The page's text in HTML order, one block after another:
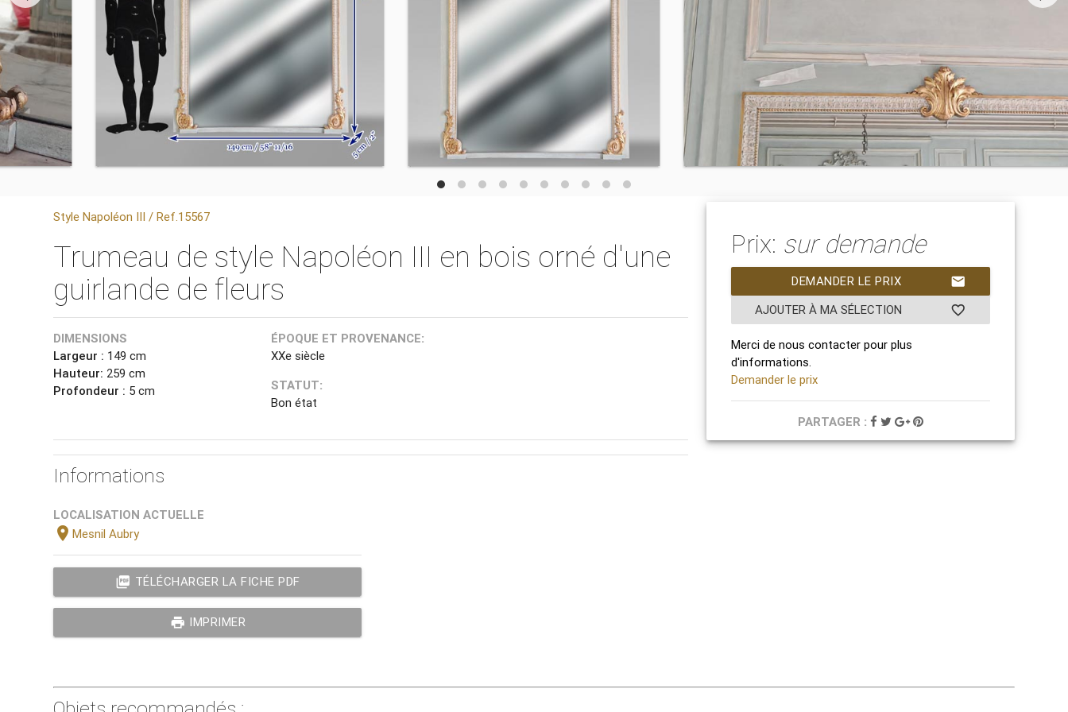
Style Napoléon III / Ref.15567
Trumeau de style Napoléon III en bois orné d'une
guirlande de fleurs
DIMENSIONS
Largeur : 149 cm
Hauteur: 259 cm
Profondeur : 5 cm
ÉPOQUE ET PROVENANCE:
XXe siècle
STATUT:
Bon état
Informations
LOCALISATION ACTUELLE
location_onMesnil Aubry
picture_as_pdf TÉLÉCHARGER LA FICHE PDF
print IMPRIMER
Prix: sur demande
mail
DEMANDER LE PRIX
favorite_border
AJOUTER À MA SÉLECTION
Merci de nous contacter pour plus
d'informations.
Demander le prix
PARTAGER :